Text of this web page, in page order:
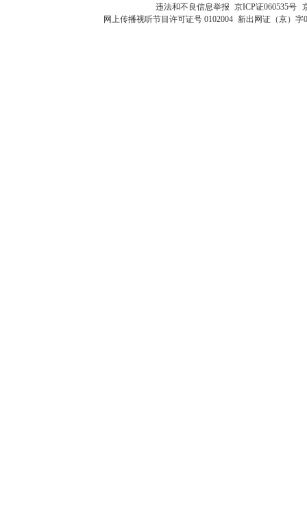
违法和不良信息举报 京ICP证060535号
网上传播视听节目许可证号 0102004 新出网证（京）